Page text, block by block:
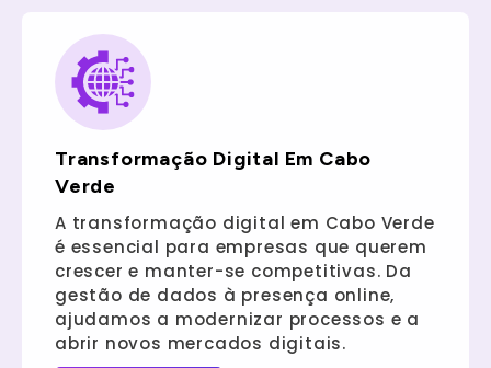
Transformação Digital Em Cabo
Verde
A transformação digital em Cabo Verde
é essencial para empresas que querem
crescer e manter-se competitivas. Da
gestão de dados à presença online,
ajudamos a modernizar processos e a
abrir novos mercados digitais.